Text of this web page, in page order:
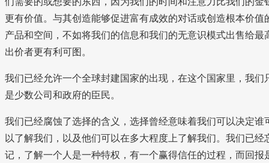
更有价值。与其创造能够促进富有成效的对话或创造根本价值
产品和空间，不如将我们的信息和我们的无意识模式出售给最
出价者更有利可图。
我们已经允许一个全球封建国家的出现，在这个国家里，我们
是少数公司和政府的臣民。
我们已经腐蚀了选择的含义，选择曾经意味着我们可以决定谁
以了解我们，以及他们可以在多大程度上了解我们。我们已经
记，了解一个人是一种特权，有一个赢得信任的过程，而回报